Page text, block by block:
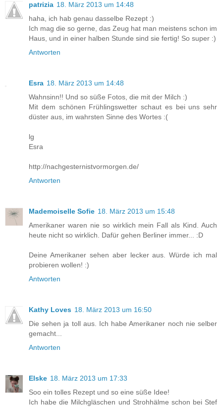
patrizia 18. März 2013 um 14:48
haha, ich hab genau dasselbe Rezept :)
Ich mag die so gerne, das Zeug hat man meistens schon im
Haus, und in einer halben Stunde sind sie fertig! So super :)
Antworten
Esra 18. März 2013 um 14:48
Wahnsinn!! Und so süße Fotos, die mit der Milch :)
Mit dem schönen Frühlingswetter schaut es bei uns sehr
düster aus, im wahrsten Sinne des Wortes :(
lg
Esra
http://nachgesternistvormorgen.de/
Antworten
Mademoiselle Sofie 18. März 2013 um 15:48
Amerikaner waren nie so wirklich mein Fall als Kind. Auch
heute nicht so wirklich. Dafür gehen Berliner immer... :D
Deine Amerikaner sehen aber lecker aus. Würde ich mal
probieren wollen! :)
Antworten
Kathy Loves 18. März 2013 um 16:50
Die sehen ja toll aus. Ich habe Amerikaner noch nie selber
gemacht...
Antworten
Elske 18. März 2013 um 17:33
Soo ein tolles Rezept und so eine süße Idee!
Ich habe die Milchgläschen und Strohhälme schon bei Stef